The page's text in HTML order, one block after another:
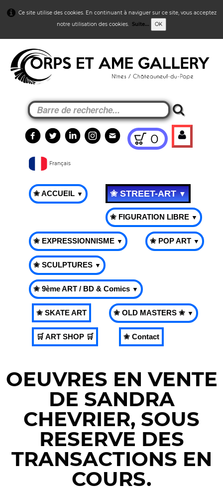
Ce site utilise des cookies. En continuant à naviguer sur ce site, vous acceptez
notre utilisation des cookies. Suite... OK
0
Français
✬ ACCUEIL ▼ ✬ STREET-ART▼
✬ FIGURATION LIBRE ▼
✬ EXPRESSIONNISME ▼ ✬ POP ART ▼
✬ SCULPTURES ▼
✬ 9ème ART / BD & Comics ▼
✬ SKATE ART ✬ OLD MASTERS ✬ ▼
🛒 ART SHOP 🛒 ✬ Contact
OEUVRES EN VENTE
DE SANDRA
CHEVRIER, SOUS
RESERVE DES
TRANSACTIONS EN
COURS.